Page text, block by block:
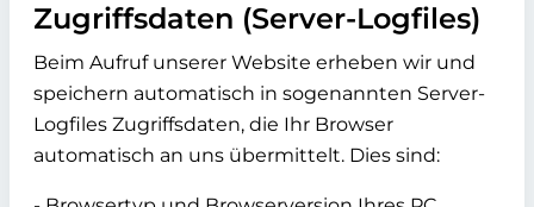
Zugriffsdaten (Server-Logfiles)
Beim Aufruf unserer Website erheben wir und
speichern automatisch in sogenannten Server-
Logfiles Zugriffsdaten, die Ihr Browser
automatisch an uns übermittelt. Dies sind: